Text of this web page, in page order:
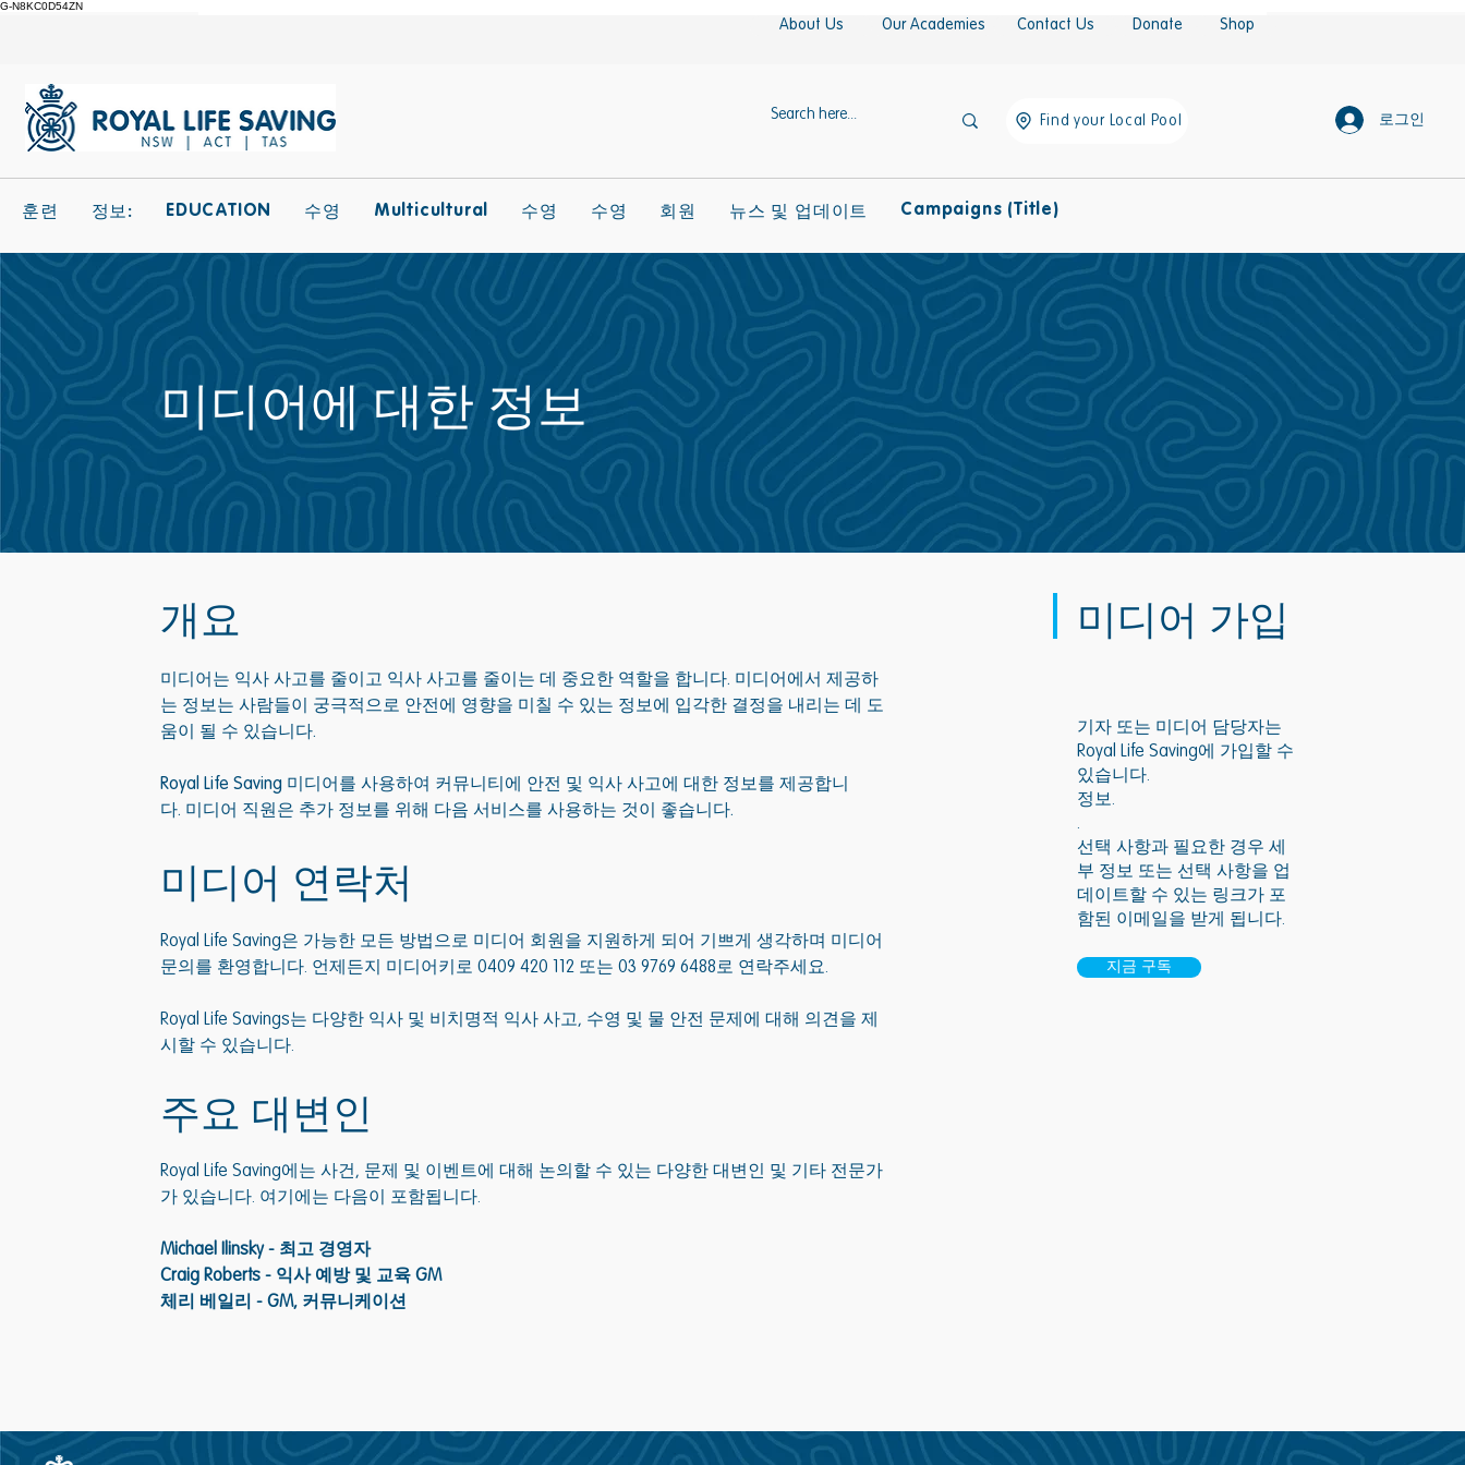
G-N8KC0D54ZN
About Us Our Academies Contact Us Donate Shop
Find your Local Pool 로그인
훈련 정보: EDUCATION 수영 Multicultural 수영 수영 회원 뉴스 및 업데이트 Campaigns (Title)
미디어에 대한 정보
개요
미디어는 익사 사고를 줄이고 익사 사고를 줄이는 데 중요한 역할을 합니다. 미디어에서 제공하
는 정보는 사람들이 궁극적으로 안전에 영향을 미칠 수 있는 정보에 입각한 결정을 내리는 데 도
움이 될 수 있습니다.
Royal Life Saving 미디어를 사용하여 커뮤니티에 안전 및 익사 사고에 대한 정보를 제공합니
다. 미디어 직원은 추가 정보를 위해 다음 서비스를 사용하는 것이 좋습니다.
미디어 연락처
Royal Life Saving은 가능한 모든 방법으로 미디어 회원을 지원하게 되어 기쁘게 생각하며 미디어
문의를 환영합니다. 언제든지 미디어키로 0409 420 112 또는 03 9769 6488로 연락주세요.
Royal Life Savings는 다양한 익사 및 비치명적 익사 사고, 수영 및 물 안전 문제에 대해 의견을 제
시할 수 있습니다.
주요 대변인
Royal Life Saving에는 사건, 문제 및 이벤트에 대해 논의할 수 있는 다양한 대변인 및 기타 전문가
가 있습니다. 여기에는 다음이 포함됩니다.
Michael Ilinsky - 최고 경영자
Craig Roberts - 익사 예방 및 교육 GM
체리 베일리 - GM, 커뮤니케이션
미디어 가입
기자 또는 미디어 담당자는
Royal Life Saving에 가입할 수
있습니다.
정보.
.
선택 사항과 필요한 경우 세
부 정보 또는 선택 사항을 업
데이트할 수 있는 링크가 포
함된 이메일을 받게 됩니다.
지금 구독